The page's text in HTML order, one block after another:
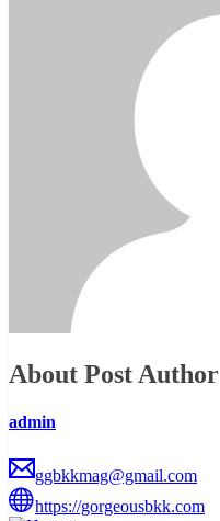
About Post Author
admin
ggbkkmag@gmail.com
https://gorgeousbkk.com